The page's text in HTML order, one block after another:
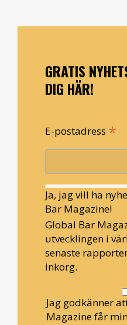
GRATIS
DIG HÄR!
E-postadress *
Ja, jag vill ha
Bar Magazine!
Global Bar
utvecklingen i
senaste
inkorg.
Jag godkänner
Magazine får